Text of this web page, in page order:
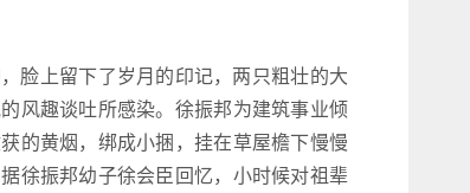
脸上留下了岁月的印记，两只粗壮的大
风趣谈吐所感染。徐振邦为建筑事业倾
的黄烟，绑成小捆，挂在草屋檐下慢慢
徐振邦幼子徐会臣回忆，小时候对祖辈